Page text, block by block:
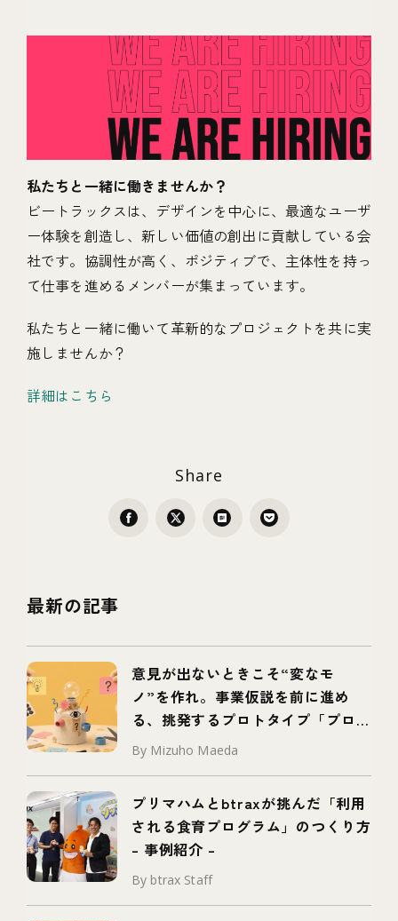
私たちと一緒に働きませんか？
ビートラックスは、デザインを中心に、最適なユーザ
ー体験を創造し、新しい価値の創出に貢献している会
社です。協調性が高く、ポジティブで、主体性を持っ
て仕事を進めるメンバーが集まっています。
私たちと一緒に働いて革新的なプロジェクトを共に実
施しませんか？
詳細はこちら
Share
最新の記事
意見が出ないときこそ“変なモ
ノ”を作れ。事業仮説を前に進め
る、挑発するプロトタイプ「プロボ
タイプ」とは
By Mizuho Maeda
プリマハムとbtraxが挑んだ「利用
される食育プログラム」のつくり方
– 事例紹介 –
By btrax Staff